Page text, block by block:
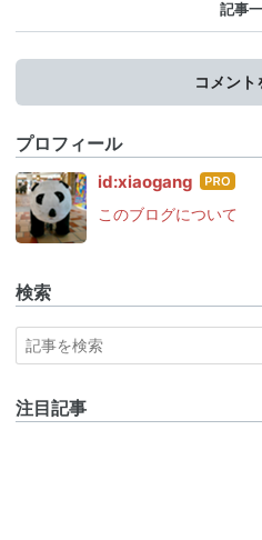
記事
コメント
プロフィール
id:xiaogang はて
ログ
このブログについて
検索
注目記事